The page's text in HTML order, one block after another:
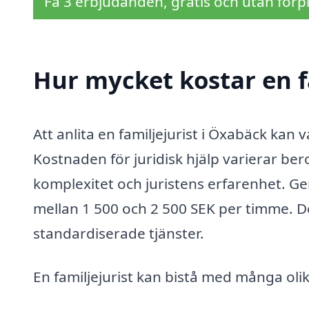
Hur mycket kostar en
Att anlita en familjejurist i Öxabäck kan
Kostnaden för juridisk hjälp varierar
komplexitet och juristens erfarenhet.
mellan 1 500 och 2 500 SEK per
standardiserade tjänster.
En familjejurist kan bistå med många